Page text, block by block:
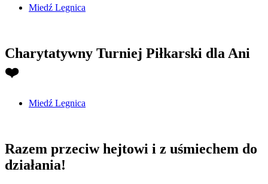
Miedź Legnica
Charytatywny Turniej Piłkarski dla Ani
❤️
Miedź Legnica
Razem przeciw hejtowi i z uśmiechem do
działania!